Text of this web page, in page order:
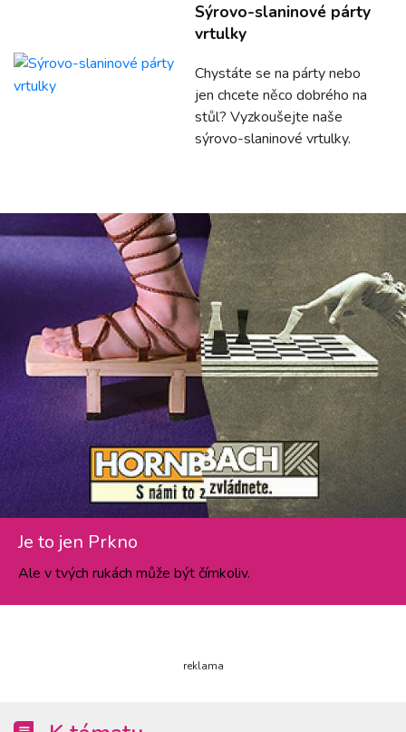
Sýrovo-slaninové párty
vrtulky
Chystáte se na párty nebo
jen chcete něco dobrého na
stůl? Vyzkoušejte naše
sýrovo-slaninové vrtulky.
Je to jen Prkno
Ale v tvých rukách může být čímkoliv.
reklama